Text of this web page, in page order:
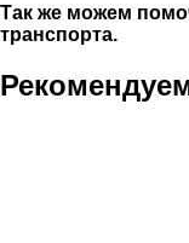
Так же можем
транспорта.